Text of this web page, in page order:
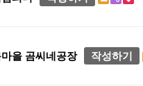
을 곰씨네공장 작성하기